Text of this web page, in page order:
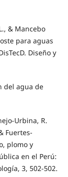
& Mancebo
para aguas
Diseño y
del agua de
Urbina, R.
Fuertes-
plomo y
en el Perú:
3, 502-502.